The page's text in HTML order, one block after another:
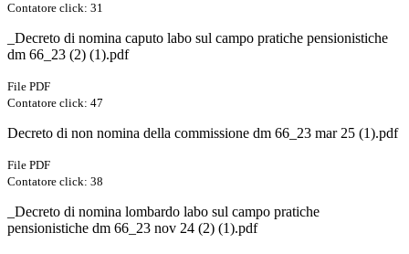
Contatore click: 31
_Decreto di nomina caputo labo sul campo pratiche pensionistiche
dm 66_23 (2) (1).pdf
File PDF
Contatore click: 47
Decreto di non nomina della commissione dm 66_23 mar 25 (1).pdf
File PDF
Contatore click: 38
_Decreto di nomina lombardo labo sul campo pratiche
pensionistiche dm 66_23 nov 24 (2) (1).pdf